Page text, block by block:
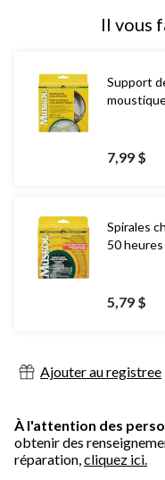
Il vous
Support
7,99 $
Spirales
50
5,79 $
Ajouter au registree
À l'attention des
obtenir des
réparation,cliquez ici.